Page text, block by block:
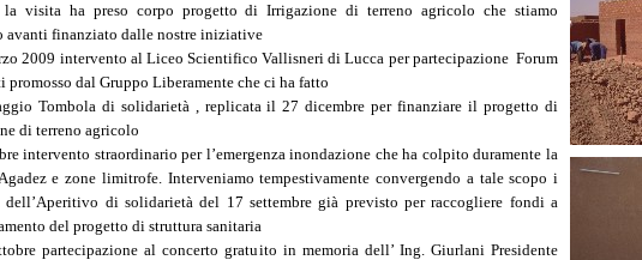
la visita ha preso corpo progetto di Irrigazione di terreno agricolo che stiamo
avanti finanziato dalle nostre iniziative
2009 intervento al Liceo Scientifico Vallisneri di Lucca per partecipazione Forum
dal Gruppo Liberamente che ci ha fatto
Tombola di solidarietà , replicata il 27 dicembre per finanziare il progetto di
di terreno agricolo
intervento straordinario per l’emergenza inondazione che ha colpito duramente la
e zone limitrofe. Interveniamo tempestivamente convergendo a tale scopo i
dell’Aperitivo di solidarietà del 17 settembre già previsto per raccogliere fondi a
del progetto di struttura sanitaria
partecipazione al concerto gratuito in memoria dell’ Ing. Giurlani Presidente